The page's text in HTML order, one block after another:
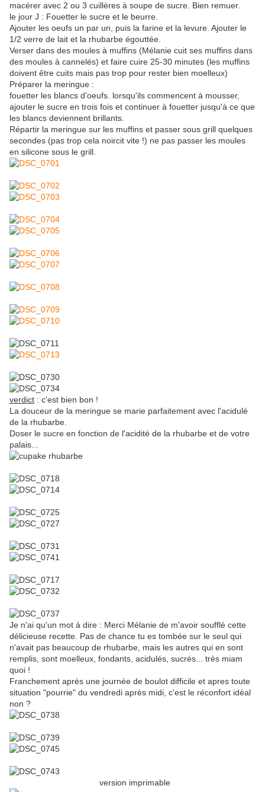
macérer avec 2 ou 3 cuillères à soupe de sucre. Bien remuer.
le jour J : Fouetter le sucre et le beurre.
Ajouter les oeufs un par un, puis la farine et la levure. Ajouter le
1/2 verre de lait et la rhubarbe égouttée.
Verser dans des moules à muffins (Mélanie cuit ses muffins dans
des moules à cannelés) et faire cuire 25-30 minutes (les muffins
doivent être cuits mais pas trop pour rester bien moelleux)
Préparer la meringue :
fouetter les blancs d'oeufs. lorsqu'ils commencent à mousser,
ajouter le sucre en trois fois et continuer à fouetter jusqu'à ce que
les blancs deviennent brillants.
Répartir la meringue sur les muffins et passer sous grill quelques
secondes (pas trop cela noircit vite !) ne pas passer les moules
en silicone sous le grill.
verdict : c'est bien bon !
La douceur de la meringue se marie parfaitement avec l'acidulé
de la rhubarbe.
Doser le sucre en fonction de l'acidité de la rhubarbe et de votre
palais...
Je n'ai qu'un mot à dire : Merci Mélanie de m'avoir soufflé cette
délicieuse recette. Pas de chance tu es tombée sur le seul qui
n'avait pas beaucoup de rhubarbe, mais les autres qui en sont
remplis, sont moelleux, fondants, acidulés, sucrés... très miam
quoi !
Franchement après une journée de boulot difficile et apres toute
situation "pourrie" du vendredi après midi, c'est le réconfort idéal
non ?
version imprimable